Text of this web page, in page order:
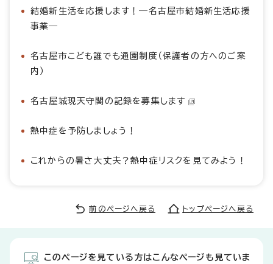
結婚新生活を応援します！―名古屋市結婚新生活応援
事業―
名古屋市こども誰でも通園制度（保護者の方へのご案
内）
名古屋城現天守閣の記録を募集します
熱中症を予防しましょう！
これからの暑さ大丈夫？熱中症リスクを見てみよう！
前のページへ戻る トップページへ戻る
このページを見ている方はこんなページも見ていま